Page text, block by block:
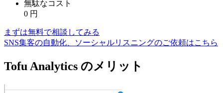
無駄なコスト
0 円
まずは無料で相談してみる
SNS集客の自動化、ソーシャルリスニングのご依頼はこちら
Tofu Analytics のメリット